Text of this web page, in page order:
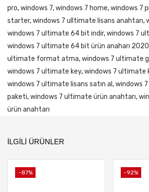
pro,windows 7,windows 7 home,windows 7
starter,windows 7 ulltimate lisans anahtarı,
windows 7 ultimate 64 bit indir,windows 7
windows 7 ultimate 64 bit ürün anaharı 2020
ultimate format atma,windows 7 ultimate
windows 7 ultimate key,windows 7 ultimate
windows 7 ultimate lisans satın al ,windows
paketi,windows 7 ultimate ürün anahtarı,
ürün anahtarı
İLGILI ÜRÜNLER
-87% -92%